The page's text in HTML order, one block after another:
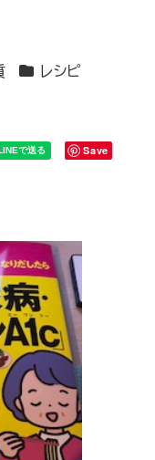
カテゴリー
レシピ
Save